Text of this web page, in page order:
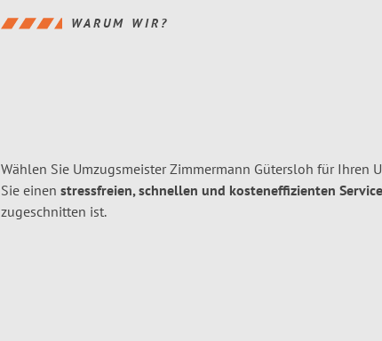
WARUM WIR?
Wählen Sie Umzugsmeister Zimmermann Gütersloh für Ihren
Sie einen stressfreien, schnellen und kosteneffizienten Service
zugeschnitten ist.